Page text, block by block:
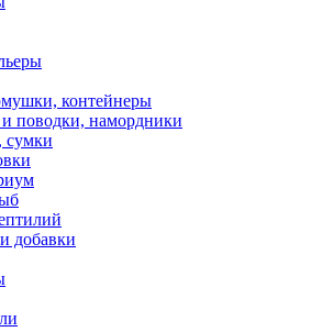
контейнеры
поводки, намордники
сумки
добавки